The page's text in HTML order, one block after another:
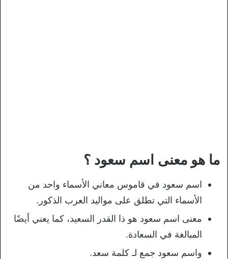
ما هو معنى اسم سعود ؟
اسم سعود في قاموس معاني الأسماء واحد من
الأسماء التي تطلق على مواليد العرب الذكور.
معنى اسم سعود هو ذا القدر السعيد، كما يعني أيضًا
المبالغة في السعادة.
واسم سعود جمع لـ كلمة سعد.